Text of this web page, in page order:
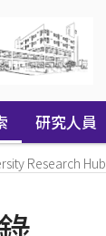
研究人員
Research Hub